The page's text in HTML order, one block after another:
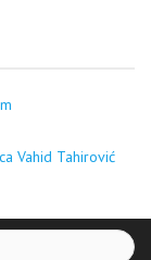
Vahid Tahirović